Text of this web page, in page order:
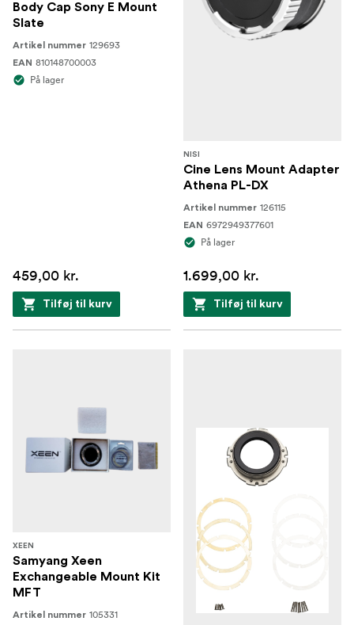
Body Cap Sony E Mount
Slate
Artikel nummer 129693
EAN 810148700003
På lager
459,00 kr.
Tilføj til kurv
NISI
Cine Lens Mount Adapter
Athena PL-DX
Artikel nummer 126115
EAN 6972949377601
På lager
1.699,00 kr.
Tilføj til kurv
XEEN
Samyang Xeen
Exchangeable Mount Kit
MFT
Artikel nummer 105331